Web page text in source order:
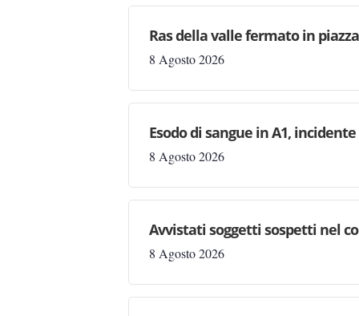
Ras della valle fermato in
8 Agosto 2026
Esodo di sangue in A1,
8 Agosto 2026
Avvistati soggetti sospetti nel
8 Agosto 2026